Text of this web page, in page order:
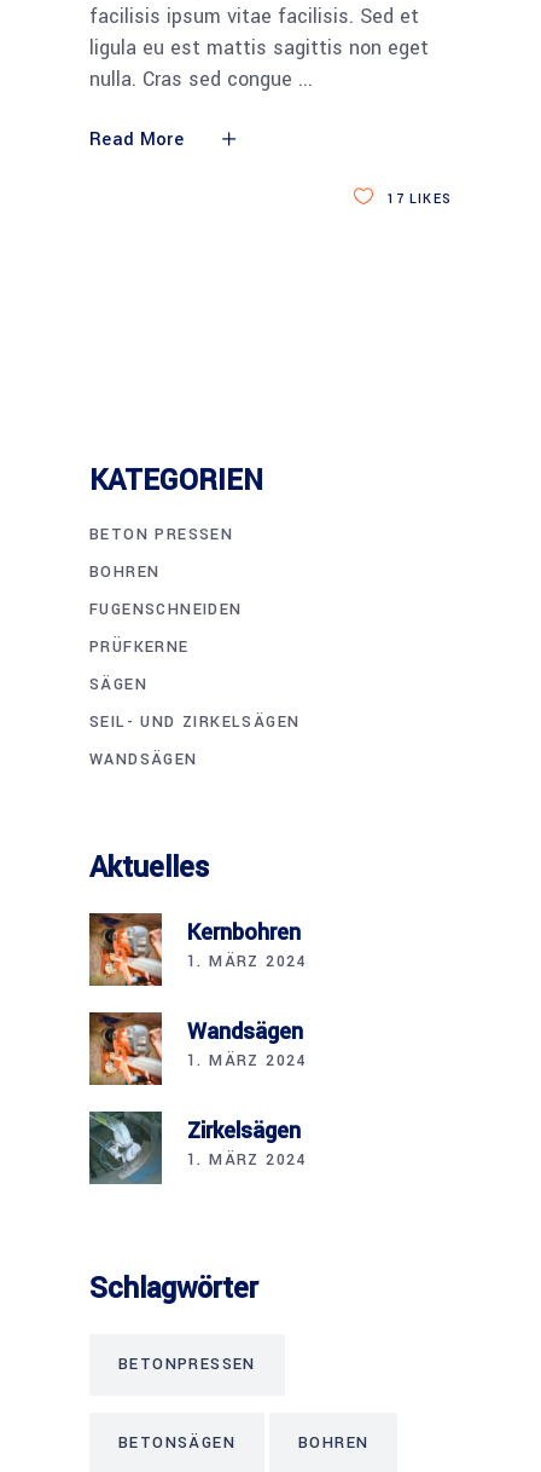
facilisis ipsum vitae facilisis. Sed et
ligula eu est mattis sagittis non eget
nulla. Cras sed congue
Read More
17 LIKES
KATEGORIEN
BETON PRESSEN
BOHREN
FUGENSCHNEIDEN
PRÜFKERNE
SÄGEN
SEIL- UND ZIRKELSÄGEN
WANDSÄGEN
Aktuelles
Kernbohren
1. MÄRZ 2024
Wandsägen
1. MÄRZ 2024
Zirkelsägen
1. MÄRZ 2024
Schlagwörter
BETONPRESSEN
BETONSÄGEN BOHREN